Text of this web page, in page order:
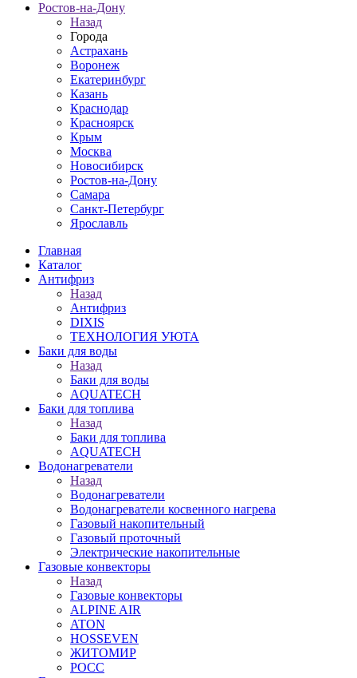
Ростов-на-Дону
Назад
Города
Астрахань
Воронеж
Екатеринбург
Казань
Краснодар
Красноярск
Крым
Москва
Новосибирск
Ростов-на-Дону
Самара
Санкт-Петербург
Ярославль
Главная
Каталог
Антифриз
Назад
Антифриз
DIXIS
ТЕХНОЛОГИЯ УЮТА
Баки для воды
Назад
Баки для воды
AQUATECH
Баки для топлива
Назад
Баки для топлива
AQUATECH
Водонагреватели
Назад
Водонагреватели
Водонагреватели косвенного нагрева
Газовый накопительный
Газовый проточный
Электрические накопительные
Газовые конвекторы
Назад
Газовые конвекторы
ALPINE AIR
ATON
HOSSEVEN
ЖИТОМИР
РОСС